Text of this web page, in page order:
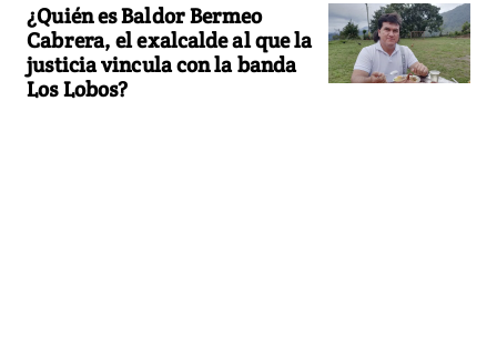
¿Quién es Baldor Bermeo
Cabrera, el exalcalde al que la
justicia vincula con la banda
Los Lobos?